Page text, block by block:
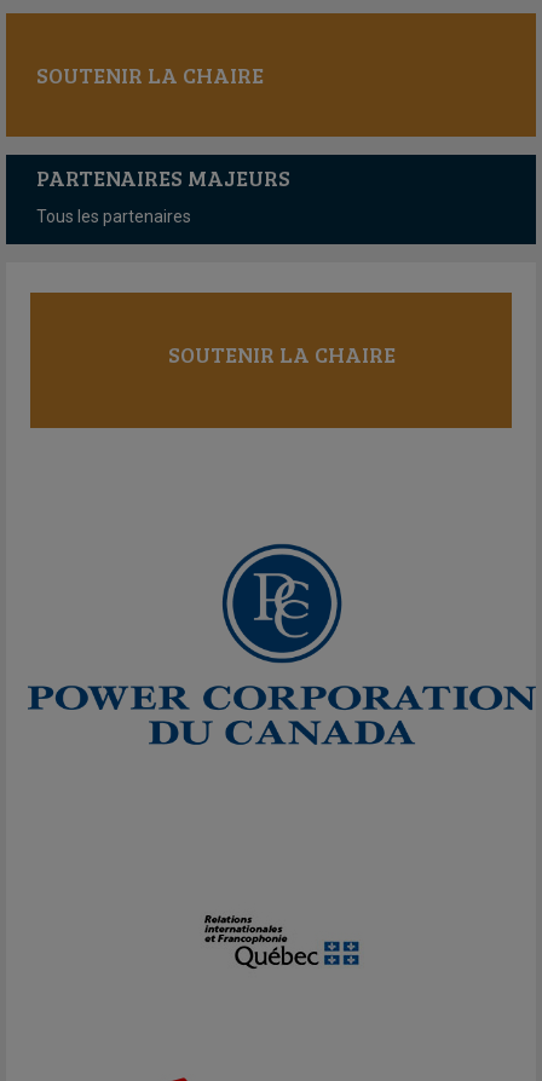
SOUTENIR LA CHAIRE
PARTENAIRES MAJEURS
Tous les partenaires
SOUTENIR LA CHAIRE